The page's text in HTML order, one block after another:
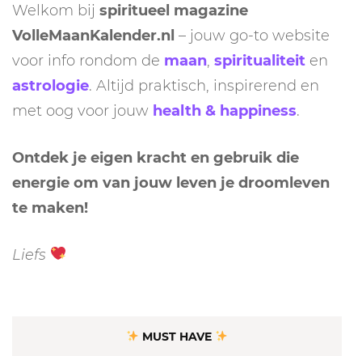
Welkom bij spiritueel magazine
VolleMaanKalender.nl – jouw go-to website
voor info rondom de maan, spiritualiteit en
astrologie. Altijd praktisch, inspirerend en
met oog voor jouw health & happiness.
Ontdek je eigen kracht en gebruik die
energie om van jouw leven je droomleven
te maken!
Liefs
MUST HAVE